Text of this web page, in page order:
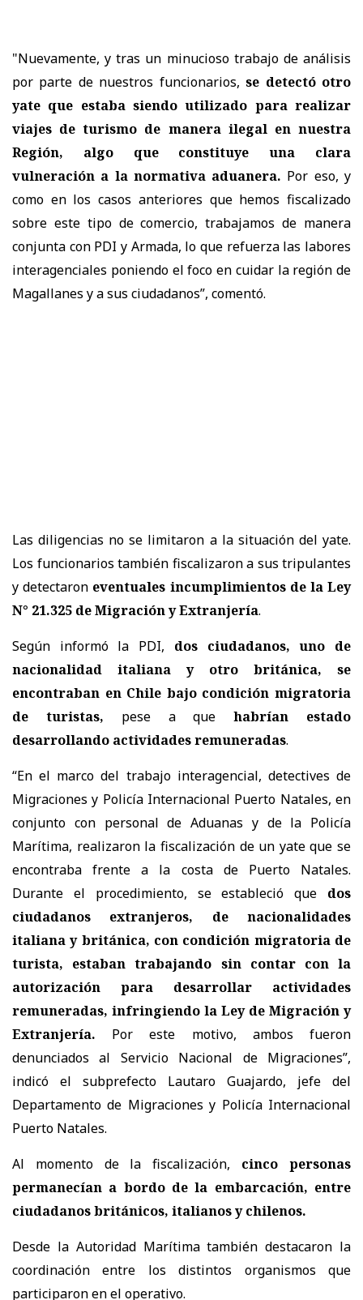
"Nuevamente, y tras un minucioso trabajo de análisis
por parte de nuestros funcionarios,se detectó otro
yate que estaba siendo utilizado para realizar
viajes de turismo de manera ilegal en nuestra
Región, algo que constituye una clara
vulneración a la normativa aduanera. Por eso, y
como en los casos anteriores que hemos fiscalizado
sobre este tipo de comercio, trabajamos de manera
conjunta con PDI y Armada, lo que refuerza las labores
interagenciales poniendo el foco en cuidar la región de
Magallanes y a sus ciudadanos”, comentó.
Las diligencias no se limitaron a la situación del yate.
Los funcionarios también fiscalizaron a sus tripulantes
y detectaron eventuales incumplimientos de la Ley
N° 21.325 de Migración y Extranjería.
Según informó la PDI, dos ciudadanos, uno de
nacionalidad italiana y otro británica, se
encontraban en Chile bajo condición migratoria
de turistas, pese a quehabrían estado
desarrollando actividades remuneradas.
“En el marco del trabajo interagencial, detectives de
Migraciones y Policía Internacional Puerto Natales, en
conjunto con personal de Aduanas y de la Policía
Marítima, realizaron la fiscalización de un yate que se
encontraba frente a la costa de Puerto Natales.
Durante el procedimiento, se estableció que dos
ciudadanos extranjeros, de nacionalidades
italiana y británica, con condición migratoria de
turista, estaban trabajando sin contar con la
autorización para desarrollar actividades
remuneradas, infringiendo la Ley de Migración y
Extranjería. Por este motivo, ambos fueron
denunciados al Servicio Nacional de Migraciones”,
indicó el subprefecto Lautaro Guajardo, jefe del
Departamento de Migraciones y Policía Internacional
Puerto Natales.
Al momento de la fiscalización, cinco personas
permanecían a bordo de la embarcación, entre
ciudadanos británicos, italianos y chilenos.
Desde la Autoridad Marítima también destacaron la
coordinación entre los distintos organismos que
participaron en el operativo.